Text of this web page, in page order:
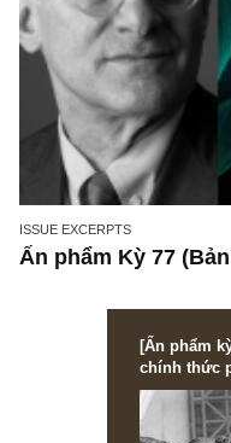
tin quan trọng mà
rộng rãi thì nó sẽ
nữa”, ngài